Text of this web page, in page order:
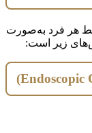
هر فرد به‌صورت
زیر است: